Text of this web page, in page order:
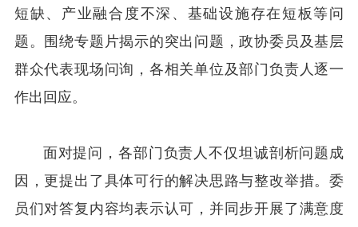
短缺、产业融合度不深、基础设施存在短板等问
题。围绕专题片揭示的突出问题，政协委员及基层
群众代表现场问询，各相关单位及部门负责人逐一
作出回应。
面对提问，各部门负责人不仅坦诚剖析问题成
因，更提出了具体可行的解决思路与整改举措。委
员们对答复内容均表示认可，并同步开展了满意度